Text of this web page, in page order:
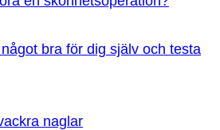
bra för dig själv och testa
naglar